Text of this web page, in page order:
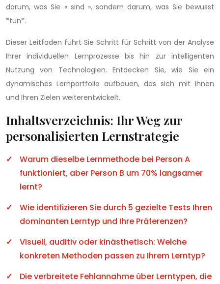
darum, was Sie « sind », sondern darum, was Sie bewusst
*tun*.
Dieser Leitfaden führt Sie Schritt für Schritt von der Analyse
Ihrer individuellen Lernprozesse bis hin zur intelligenten
Nutzung von Technologien. Entdecken Sie, wie Sie ein
dynamisches Lernportfolio aufbauen, das sich mit Ihnen
und Ihren Zielen weiterentwickelt.
Inhaltsverzeichnis: Ihr Weg zur
personalisierten Lernstrategie
Warum dieselbe Lernmethode bei Person A
funktioniert, aber Person B um 70% langsamer
lernt?
Wie identifizieren Sie durch 5 gezielte Tests Ihren
dominanten Lerntyp und Ihre Präferenzen?
Visuell, auditiv oder kinästhetisch: Welche
konkreten Methoden passen zu Ihrem Lerntyp?
Die verbreitete Fehlannahme über Lerntypen, die